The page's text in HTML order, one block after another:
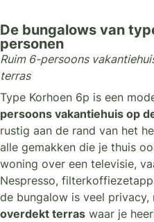
De bungalows van
personen
Ruim 6-persoons
terras
Type Korhoen 6p is een
persoons vakantiehuis op
rustig aan de rand van het
alle gemakken die je thuis
woning over een televisie,
Nespresso,
de bungalow is veel privacy,
overdekt terras waar je